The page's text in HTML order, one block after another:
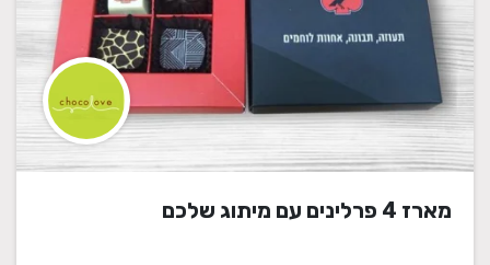
מארז 4 פרלינים עם מיתוג שלכם